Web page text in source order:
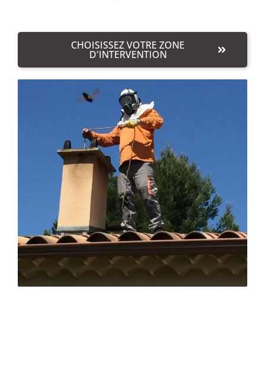
CHOISISSEZ VOTRE ZONE
D'INTERVENTION